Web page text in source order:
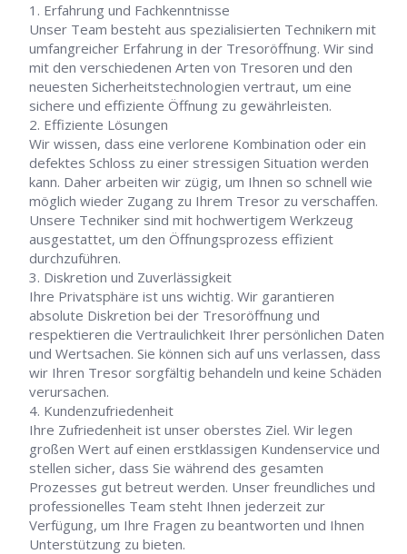
Erfahrung und Fachkenntnisse
Unser Team besteht aus spezialisierten Technikern mit
umfangreicher Erfahrung in der Tresoröffnung. Wir sind
mit den verschiedenen Arten von Tresoren und den
neuesten Sicherheitstechnologien vertraut, um eine
sichere und effiziente Öffnung zu gewährleisten.
Effiziente Lösungen
Wir wissen, dass eine verlorene Kombination oder ein
defektes Schloss zu einer stressigen Situation werden
kann. Daher arbeiten wir zügig, um Ihnen so schnell wie
möglich wieder Zugang zu Ihrem Tresor zu verschaffen.
Unsere Techniker sind mit hochwertigem Werkzeug
ausgestattet, um den Öffnungsprozess effizient
durchzuführen.
Diskretion und Zuverlässigkeit
Ihre Privatsphäre ist uns wichtig. Wir garantieren
absolute Diskretion bei der Tresoröffnung und
respektieren die Vertraulichkeit Ihrer persönlichen Daten
und Wertsachen. Sie können sich auf uns verlassen, dass
wir Ihren Tresor sorgfältig behandeln und keine Schäden
verursachen.
Kundenzufriedenheit
Ihre Zufriedenheit ist unser oberstes Ziel. Wir legen
großen Wert auf einen erstklassigen Kundenservice und
stellen sicher, dass Sie während des gesamten
Prozesses gut betreut werden. Unser freundliches und
professionelles Team steht Ihnen jederzeit zur
Verfügung, um Ihre Fragen zu beantworten und Ihnen
Unterstützung zu bieten.